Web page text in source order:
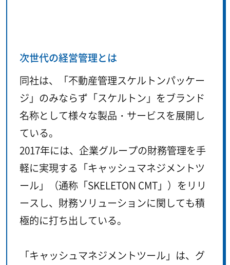
次世代の経営管理とは
同社は、「不動産管理スケルトンパッケー
ジ」のみならず「スケルトン」をブランド
名称として様々な製品・サービスを展開し
ている。
2017年には、企業グループの財務管理を手
軽に実現する「キャッシュマネジメントツ
ール」（通称「SKELETON CMT」）をリリ
ースし、財務ソリューションに関しても積
極的に打ち出している。
「キャッシュマネジメントツール」は、グ